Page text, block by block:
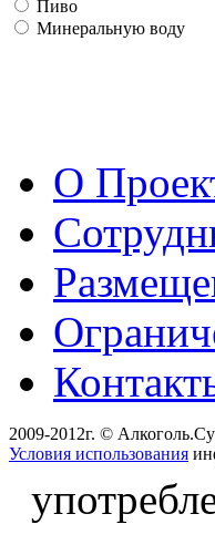
Пиво
Минеральную воду
О
2009-2012г. ©
Условия использования